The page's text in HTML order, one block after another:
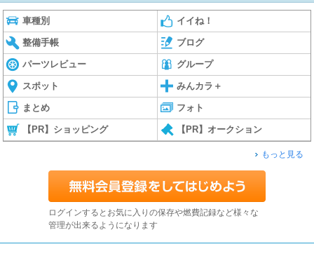
車種別 イイね！
整備手帳 ブログ
パーツレビュー グループ
スポット みんカラ＋
まとめ フォト
【PR】ショッピング 【PR】オークション
もっと見る
ログインするとお気に入りの保存や燃費記録など様々な
管理が出来るようになります